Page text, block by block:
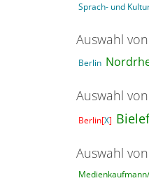
Sprach- und
Auswahl
Berlin
Auswahl
Berlin[X]
Auswahl